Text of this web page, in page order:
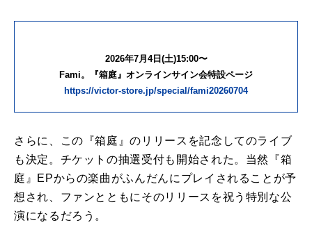
2026年7月4日(土)15:00〜
Fami。『箱庭』オンラインサイン会特設ページ
https://victor-store.jp/special/fami20260704
さらに、この『箱庭』のリリースを記念してのライブ
も決定。チケットの抽選受付も開始された。当然『箱
庭』EPからの楽曲がふんだんにプレイされることが予
想され、ファンとともにそのリリースを祝う特別な公
演になるだろう。